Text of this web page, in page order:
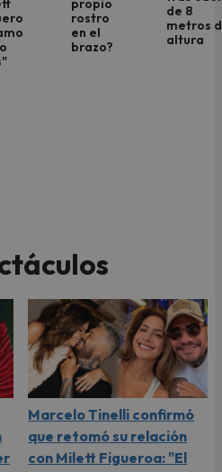
propio
rostro
en el
brazo?
de 8
metros
altura
Marcelo Tinelli confirmó
que retomó su relación
con Milett Figueroa: "El